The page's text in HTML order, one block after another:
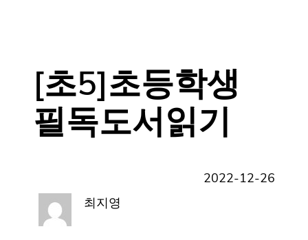
[초5]초등학생
필독도서읽기
2022-12-26
최지영